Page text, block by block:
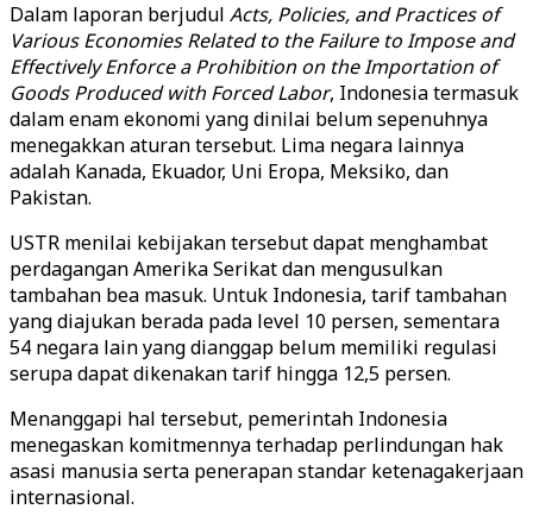
Dalam laporan berjudul Acts, Policies, and Practices of
Various Economies Related to the Failure to Impose and
Effectively Enforce a Prohibition on the Importation of
Goods Produced with Forced Labor, Indonesia termasuk
dalam enam ekonomi yang dinilai belum sepenuhnya
menegakkan aturan tersebut. Lima negara lainnya
adalah Kanada, Ekuador, Uni Eropa, Meksiko, dan
Pakistan.
USTR menilai kebijakan tersebut dapat menghambat
perdagangan Amerika Serikat dan mengusulkan
tambahan bea masuk. Untuk Indonesia, tarif tambahan
yang diajukan berada pada level 10 persen, sementara
54 negara lain yang dianggap belum memiliki regulasi
serupa dapat dikenakan tarif hingga 12,5 persen.
Menanggapi hal tersebut, pemerintah Indonesia
menegaskan komitmennya terhadap perlindungan hak
asasi manusia serta penerapan standar ketenagakerjaan
internasional.